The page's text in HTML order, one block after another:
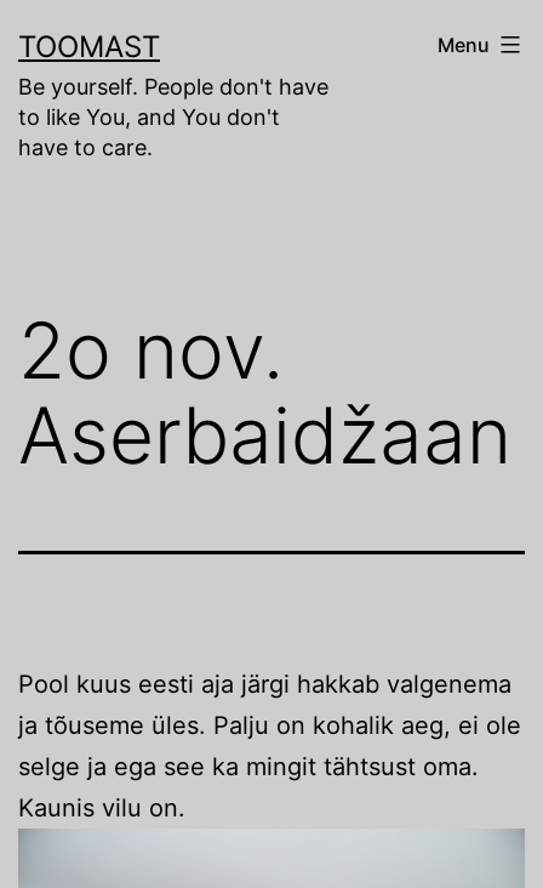
to
content
TOOMAST
Be yourself. People don't have
to like You, and You don't
have to care.
Menu
2o nov.
Aserbaidžaan
Pool kuus eesti aja järgi hakkab valgenema
ja tõuseme üles. Palju on kohalik aeg, ei ole
selge ja ega see ka mingit tähtsust oma.
Kaunis vilu on.